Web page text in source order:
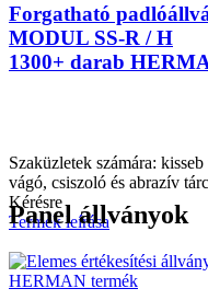
Forgatható
MODUL SS-R / H
1300+ darab
Szaküzletek számára:
vágó, csiszoló és abrazív
Kérésre
Termék leírása
Panel állványok